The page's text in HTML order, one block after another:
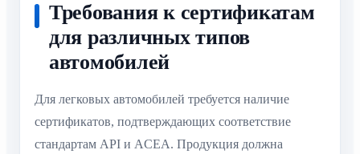
Требования к сертификатам
для различных типов
автомобилей
Для легковых автомобилей требуется наличие
сертификатов, подтверждающих соответствие
стандартам API и ACEA. Продукция должна